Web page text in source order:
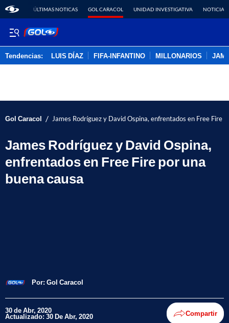
ÚLTIMAS NOTICAS GOL CARACOL UNIDAD INVESTIGATIVA NOTICIAS
Tendencias: LUIS DÍAZ FIFA-INFANTINO MILLONARIOS
Gol Caracol / James Rodríguez y David Ospina, enfrentados en Free Fire
James Rodríguez y David Ospina,
enfrentados en Free Fire por una
buena causa
Por: Gol Caracol
30 de Abr, 2020
Actualizado: 30 De Abr, 2020 Compartir